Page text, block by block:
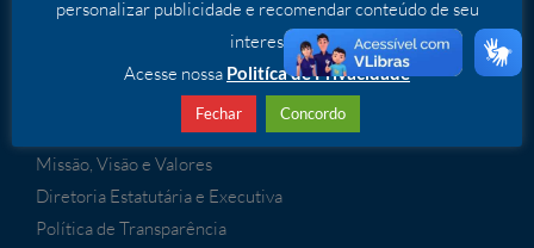
INSTITUCIONAL
O Santa Marcelina
Missão, Visão e Valores
Diretoria Estatutária e Executiva
Política de Transparência
personalizar publicidade e recomendar conteúdo de seu
interesse.
Acesse nossa Politíca de Privacidade
Fechar Concordo